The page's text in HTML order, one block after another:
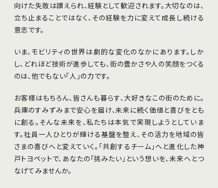
向けた失敗は讃えられ、経験として歓迎されます。大切なのは、
立ち止まることではなく、その経験を力に変えて成長し続ける
意志です。
いま、モビリティの世界は劇的な変化のなかにあります。しか
し、どれほど技術が進歩しても、街の豊かさや人の笑顔をつくる
のは、他でもない「人」の力です。
お客様はもちろん、皆さんも暮らす、大好きなこの街のために。
兵庫のすみずみまで安心を届け、未来に続く価値と喜びをとも
に創る。そんな未来を、私たちは本気で実現しようとしていま
す。社員一人ひとりが輝ける基盤を整え、その活力を地域の皆
さまの喜びへと変えていく。「共創するチーム」へと進化した神
戸トヨペットで、あなたの「挑みたい」という想いを、未来へとつ
なげてみませんか。